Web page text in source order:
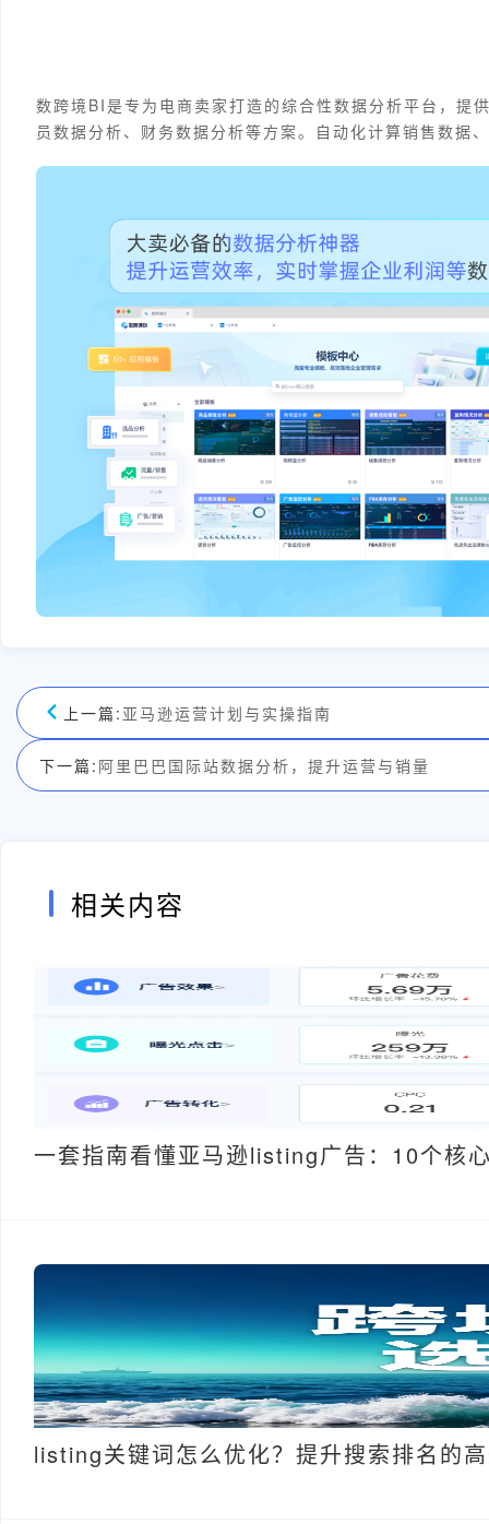
数跨境BI是专为电商卖家打造的综合性数据分析平台，提
员数据分析、财务数据分析等方案。自动化计算销售数据
上一篇: 亚马逊运营计划与实操指南
下一篇: 阿里巴巴国际站数据分析，提升运营与销量
相关内容
一套指南看懂亚马逊listing广告：10个核
listing关键词怎么优化？提升搜索排名的